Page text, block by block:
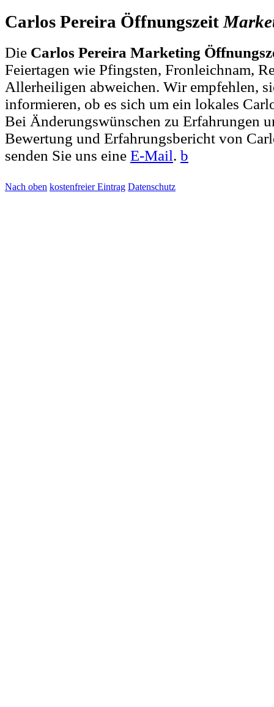
Carlos Pereira Öffnungszeit
Die Carlos Pereira Marketing
Feiertagen wie Pfingsten, Fronleichnam,
Allerheiligen abweichen. Wir empfehlen,
informieren, ob es sich um ein lokales
Bei Änderungswünschen zu Erfahrungen
Bewertung und Erfahrungsbericht von
senden Sie uns eine E-Mail. b
Nach oben kostenfreier Eintrag Datenschutz